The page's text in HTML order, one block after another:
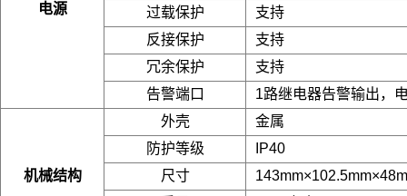
电源
过载保护
支持
反接保护
支持
冗余保护
支持
告警端口
1路继电器告警输出，
机械结构
外壳
金属
防护等级
IP40
尺寸